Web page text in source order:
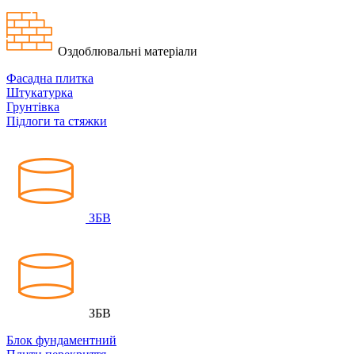
Оздоблювальні матеріали
Фасадна плитка
Штукатурка
Грунтівка
Підлоги та стяжки
ЗБВ
ЗБВ
Блок фундаментний